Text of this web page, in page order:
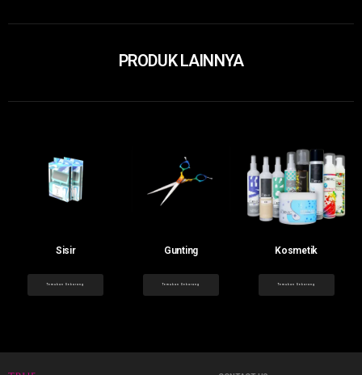
PRODUK LAINNYA
Sisir Gunting Kosmetik
Temukan Sekarang Temukan Sekarang Temukan Sekarang